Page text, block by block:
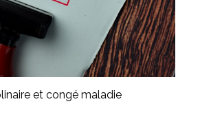
et congé maladie